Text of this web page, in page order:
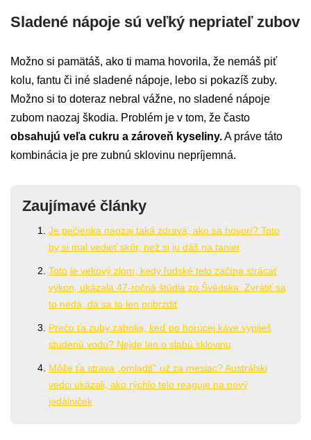
Sladené nápoje sú veľký nepriateľ zubov
Možno si pamätáš, ako ti mama hovorila, že nemáš piť
kolu, fantu či iné sladené nápoje, lebo si pokazíš zuby.
Možno si to doteraz nebral vážne, no sladené nápoje
zubom naozaj škodia. Problém je v tom, že často
obsahujú veľa cukru a zároveň kyseliny.A práve táto
kombinácia je pre zubnú sklovinu nepríjemná.
Zaujímavé články
Je pečienka naozaj taká zdravá, ako sa hovorí? Toto
by si mal vedieť skôr, než si ju dáš na tanier
Toto je vekový zlom, kedy ľudské telo začína strácať
výkon, ukázala 47-ročná štúdia zo Švédska. Zvrátiť sa
to nedá, dá sa to len pribrzdiť
Prečo ťa zuby zabolia, keď po horúcej káve vypiješ
studenú vodu? Nejde len o slabú sklovinu
Môže ťa strava „omladiť“ už za mesiac? Austrálski
vedci ukázali, ako rýchlo telo reaguje na nový
jedálniček